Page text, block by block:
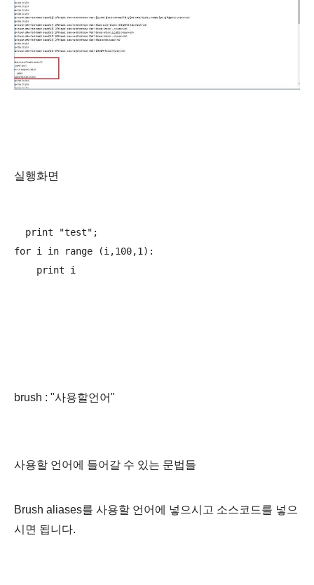
실행화면
  print "test";
for i in range (i,100,1):
brush : "사용할언어"
사용할 언어에 들어갈 수 있는 문법들
Brush aliases를 사용할 언어에 넣으시고 소스코드를 넣으
시면 됩니다.